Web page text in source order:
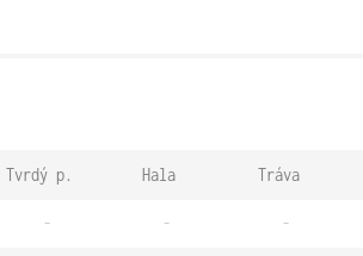
Tvrdý p. Hala Tráva
- - -